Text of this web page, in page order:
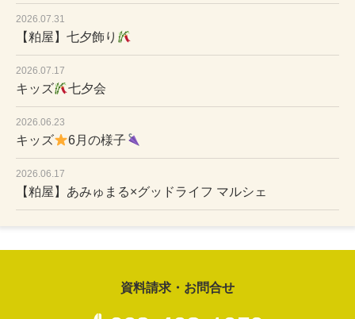
2026.07.31
【粕屋】七夕飾り
2026.07.17
キッズ 七夕会
2026.06.23
キッズ 6月の様子
2026.06.17
【粕屋】あみゅまる×グッドライフ マルシェ
資料請求・お問合せ